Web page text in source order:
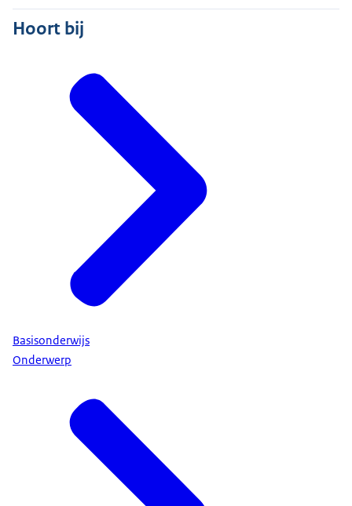
Hoort bij
Basisonderwijs
Onderwerp